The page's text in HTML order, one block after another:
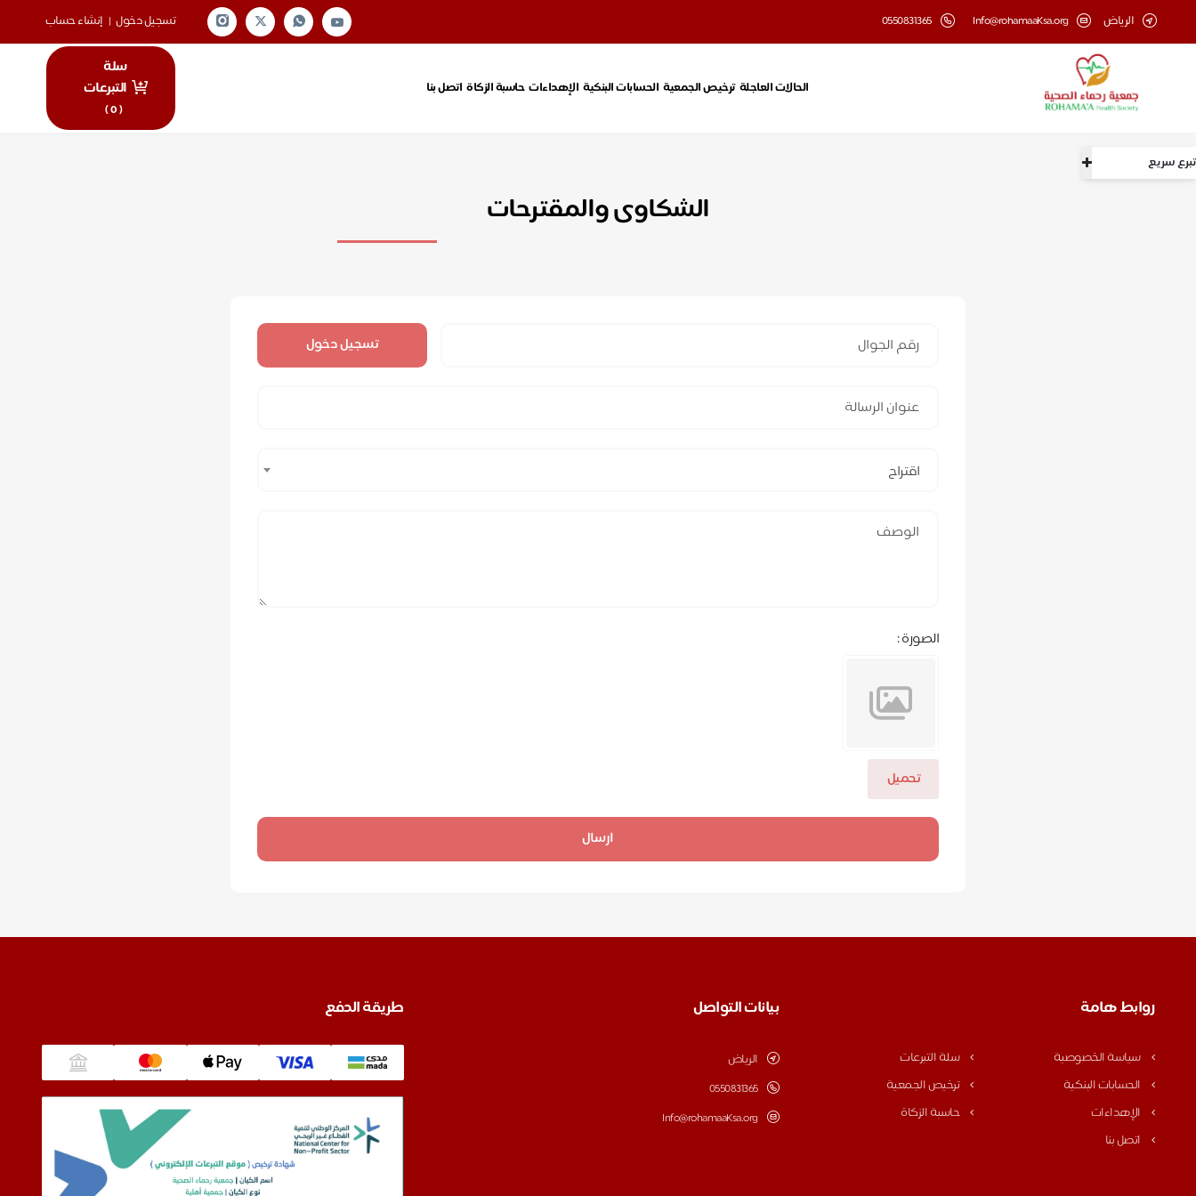
تبرع سريع
الرياض Info@rohamaaKsa.org
0550831365 تسجيل دخول | إنشاء حساب
الحالات العاجلة ترخيص الجمعية الحسابات البنكية الإهداءات حاسبة الزكاة اتصل بنا
سلة
التبرعات
(
0
)
الشكاوى والمقترحات
تسجيل دخول
اقتراح
الصورة :
تحميل
ارسال
روابط هامة
سياسة الخصوصية
سلة التبرعات
الحسابات البنكية
ترخيص الجمعية
الإهداءات
حاسبة الزكاة
اتصل بنا
بيانات التواصل
الرياض
0550831365
Info@rohamaaKsa.org
طريقة الدفع